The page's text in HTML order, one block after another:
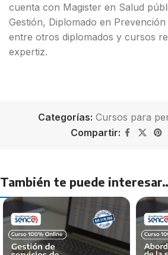
cuenta con Magister en Salud
Gestión, Diplomado en
entre otros diplomados y cursos
expertiz.
Categorías: Cursos para
Compartir:
También te puede